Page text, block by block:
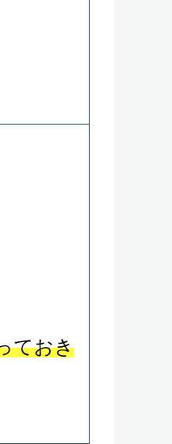
ておき